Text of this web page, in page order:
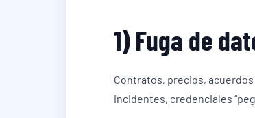
1) Fuga de
Contratos, precios,
incidentes, credenciales